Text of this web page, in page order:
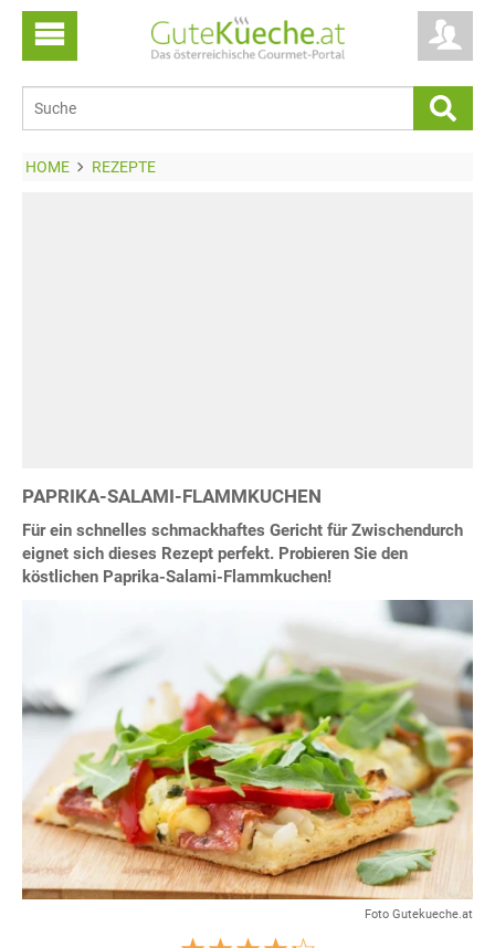
HOME REZEPTE
PAPRIKA-SALAMI-FLAMMKUCHEN
Für ein schnelles schmackhaftes Gericht für Zwischendurch
eignet sich dieses Rezept perfekt. Probieren Sie den
köstlichen Paprika-Salami-Flammkuchen!
Foto Gutekueche.at